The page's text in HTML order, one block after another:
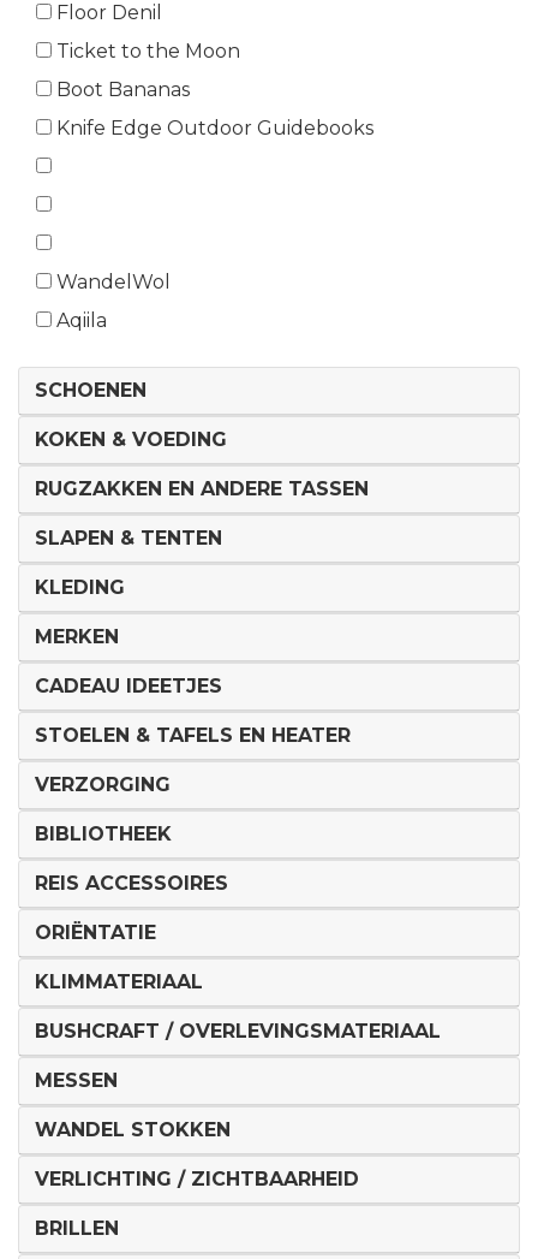
Floor Denil
Ticket to the Moon
Boot Bananas
Knife Edge Outdoor Guidebooks
WandelWol
Aqiila
SCHOENEN
KOKEN & VOEDING
RUGZAKKEN EN ANDERE TASSEN
SLAPEN & TENTEN
KLEDING
MERKEN
CADEAU IDEETJES
STOELEN & TAFELS EN HEATER
VERZORGING
BIBLIOTHEEK
REIS ACCESSOIRES
ORIËNTATIE
KLIMMATERIAAL
BUSHCRAFT / OVERLEVINGSMATERIAAL
MESSEN
WANDEL STOKKEN
VERLICHTING / ZICHTBAARHEID
BRILLEN